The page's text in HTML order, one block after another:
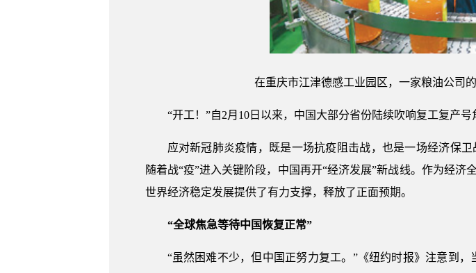
在重庆市江津德感工业园区，一家粮油公司
“开工！”自2月10日以来，中国大部分省份陆续吹响复工复产号
应对新冠肺炎疫情，既是一场抗疫阻击战，也是一场经济保
随着战“疫”进入关键阶段，中国再开“经济发展”新战线。作为经
世界经济稳定发展提供了有力支撑，释放了正面预期。
“全球焦急等待中国恢复正常”
“虽然困难不少，但中国正努力复工。”《纽约时报》注意到